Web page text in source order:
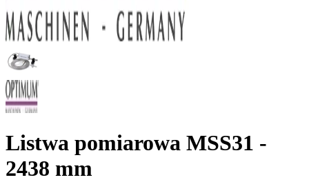
Listwa pomiarowa MSS31 -
2438 mm